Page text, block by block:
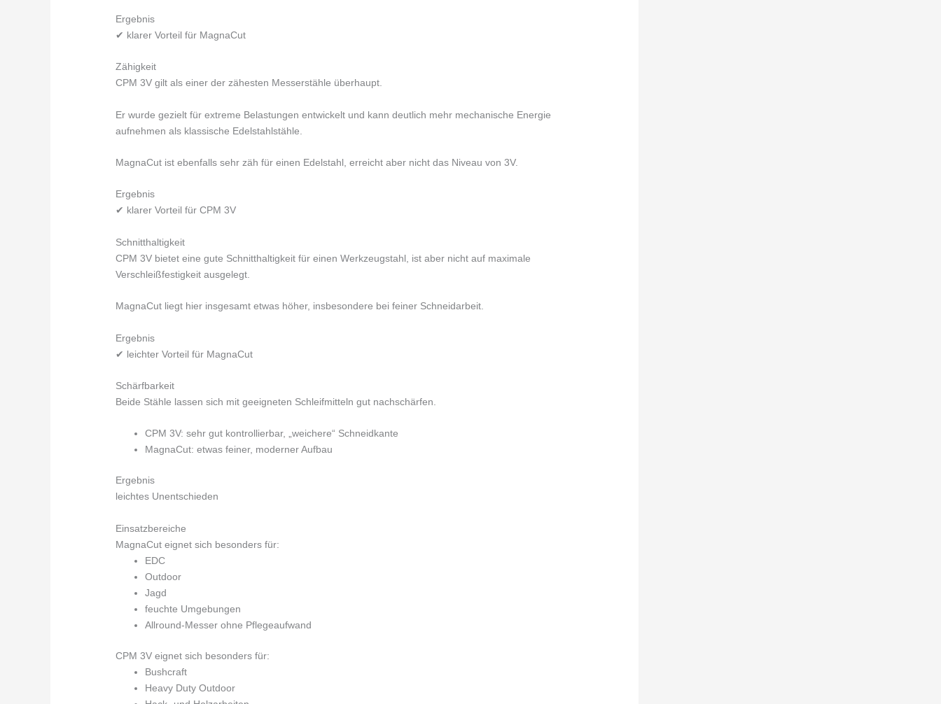
Ergebnis
✔ klarer Vorteil für MagnaCut
Zähigkeit
CPM 3V gilt als einer der zähesten Messerstähle überhaupt.
Er wurde gezielt für extreme Belastungen entwickelt und kann deutlich mehr mechanische Energie
aufnehmen als klassische Edelstahlstähle.
MagnaCut ist ebenfalls sehr zäh für einen Edelstahl, erreicht aber nicht das Niveau von 3V.
Ergebnis
✔ klarer Vorteil für CPM 3V
Schnitthaltigkeit
CPM 3V bietet eine gute Schnitthaltigkeit für einen Werkzeugstahl, ist aber nicht auf maximale
Verschleißfestigkeit ausgelegt.
MagnaCut liegt hier insgesamt etwas höher, insbesondere bei feiner Schneidarbeit.
Ergebnis
✔ leichter Vorteil für MagnaCut
Schärfbarkeit
Beide Stähle lassen sich mit geeigneten Schleifmitteln gut nachschärfen.
CPM 3V: sehr gut kontrollierbar, „weichere“ Schneidkante
MagnaCut: etwas feiner, moderner Aufbau
Ergebnis
leichtes Unentschieden
Einsatzbereiche
MagnaCut eignet sich besonders für:
EDC
Outdoor
Jagd
feuchte Umgebungen
Allround-Messer ohne Pflegeaufwand
CPM 3V eignet sich besonders für:
Bushcraft
Heavy Duty Outdoor